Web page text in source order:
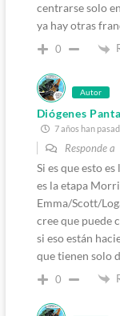
centrarse solo
ya hay otras
0
Autor
Diógenes
7 años han
Responde a
Si es que esto
es la etapa
Emma/Scott/
cree que puede
si eso están
que tienen solo
0